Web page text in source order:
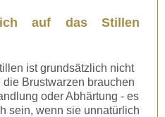
auf das Stillen
ist grundsätzlich nicht
Brustwarzen brauchen
oder Abhärtung - es
sein, wenn sie unnatürlich